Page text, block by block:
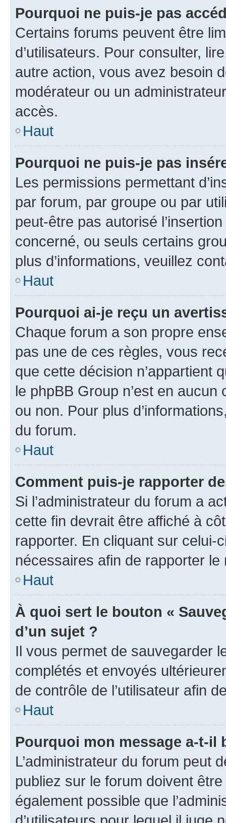
Pourquoi ne puis-je pas
Certains forums peuvent être
d’utilisateurs. Pour consulter,
autre action, vous avez besoin
modérateur ou un
accès.
Haut
Pourquoi ne puis-je pas
Les permissions permettant
par forum, par groupe ou par
peut-être pas autorisé
concerné, ou seuls certains
plus d’informations, veuillez
Haut
Pourquoi ai-je reçu un
Chaque forum a son propre
pas une de ces règles, vous
que cette décision n’appartient
le phpBB Group n’est en
ou non. Pour plus
du forum.
Haut
Comment puis-je rapporter
Si l’administrateur du forum a
cette fin devrait être affiché à
rapporter. En cliquant sur
nécessaires afin de rapporter le
Haut
À quoi sert le bouton «
d’un sujet ?
Il vous permet de sauvegarder
complétés et envoyés
de contrôle de l’utilisateur afin
Haut
Pourquoi mon message a-t-il
L’administrateur du forum peut
publiez sur le forum doivent
également possible que